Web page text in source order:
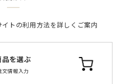
トの利用方法を詳しくご案内
品を選ぶ
文情報入力